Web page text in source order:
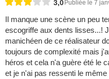
3,0 Publiée le 7
Il manque une scène un peu
escogriffe aux dents lisses...!
manichéen de ce réalisateur
toujours de complexité mais
héros et cela n'a guère été le
et je n'ai pas ressenti le